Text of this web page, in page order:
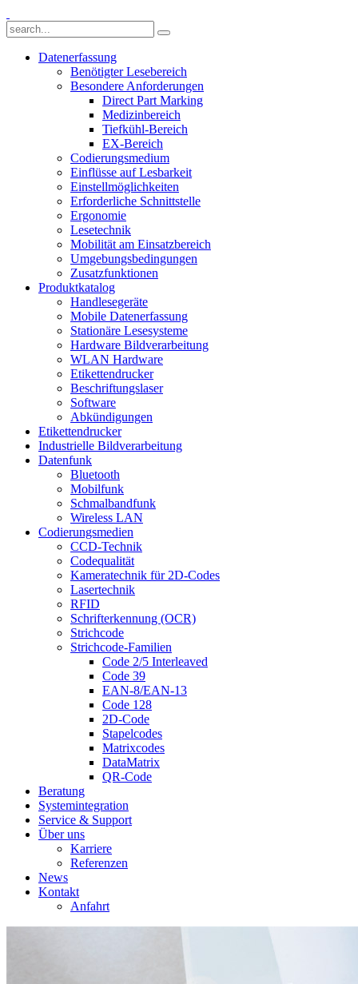
Datenerfassung
Benötigter Lesebereich
Besondere Anforderungen
Direct Part Marking
Medizinbereich
Tiefkühl-Bereich
EX-Bereich
Codierungsmedium
Einflüsse auf Lesbarkeit
Einstellmöglichkeiten
Erforderliche Schnittstelle
Ergonomie
Lesetechnik
Mobilität am Einsatzbereich
Umgebungsbedingungen
Zusatzfunktionen
Produktkatalog
Handlesegeräte
Mobile Datenerfassung
Stationäre Lesesysteme
Hardware Bildverarbeitung
WLAN Hardware
Etikettendrucker
Beschriftungslaser
Software
Abkündigungen
Etikettendrucker
Industrielle Bildverarbeitung
Datenfunk
Bluetooth
Mobilfunk
Schmalbandfunk
Wireless LAN
Codierungs­medien
CCD-Technik
Codequalität
Kameratechnik für 2D-Codes
Lasertechnik
RFID
Schrifterkennung (OCR)
Strichcode
Strichcode-Familien
Code 2/5 Interleaved
Code 39
EAN-8/EAN-13
Code 128
2D-Code
Stapelcodes
Matrixcodes
DataMatrix
QR-Code
Beratung
System­integration
Service & Support
Über uns
Karriere
Referenzen
News
Kontakt
Anfahrt